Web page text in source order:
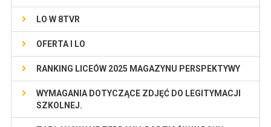
LO W 8TVR
OFERTA I LO
RANKING LICEÓW 2025 MAGAZYNU PERSPEKTYWY
WYMAGANIA DOTYCZĄCE ZDJĘĆ DO LEGITYMACJI
SZKOLNEJ.